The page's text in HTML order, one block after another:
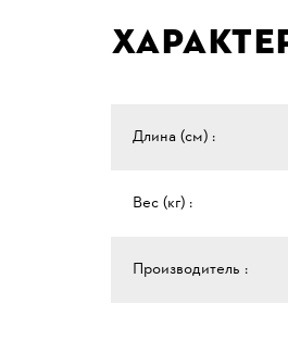
Длина (см) :
Вес (кг) :
Производитель :